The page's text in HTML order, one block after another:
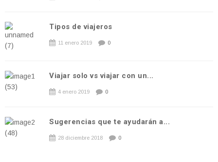
Tipos de viajeros
11 enero 2019 0
Viajar solo vs viajar con un...
4 enero 2019 0
Sugerencias que te ayudarán a...
28 diciembre 2018 0